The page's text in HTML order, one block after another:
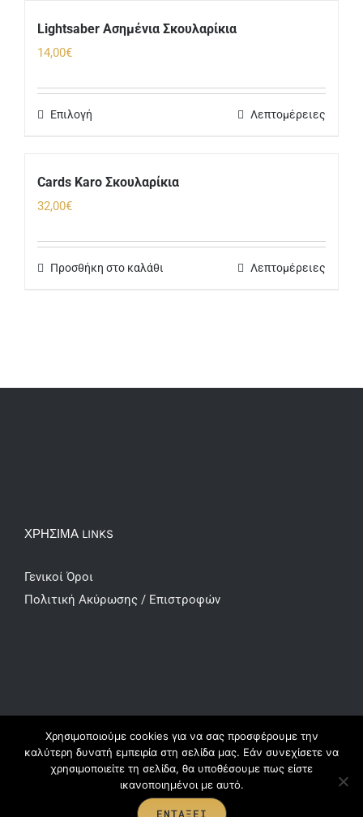
Lightsaber Ασημένια Σκουλαρίκια
14,00€
Επιλογή Λεπτομέρειες
Cards Karo Σκουλαρίκια
32,00€
Προσθήκη στο καλάθι Λεπτομέρειες
ΧΡΗΣΙΜΑ LINKS
Γενικοί Όροι
Πολιτική Ακύρωσης / Επιστροφών
© Copyright 2016 -
2026 | All Rights
Reserved handcreationsbymaya.gr |
Χρησιμοποιούμε cookies για να σας προσφέρουμε την
καλύτερη δυνατή εμπειρία στη σελίδα μας. Εάν συνεχίσετε να
χρησιμοποιείτε τη σελίδα, θα υποθέσουμε πως είστε
ικανοποιημένοι με αυτό.
ΕΝΤΆΞΕΙ